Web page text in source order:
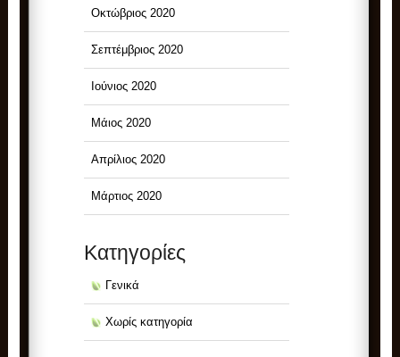
Οκτώβριος 2020
Σεπτέμβριος 2020
Ιούνιος 2020
Μάιος 2020
Απρίλιος 2020
Μάρτιος 2020
Kατηγορίες
Γενικά
Χωρίς κατηγορία